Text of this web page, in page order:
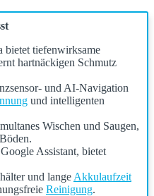
bietet tiefenwirksame
hartnäckigen Schmutz
und AI-Navigation
und intelligenten
Wischen und Saugen,
Assistant, bietet
und lange Akkulaufzeit
Reinigung.